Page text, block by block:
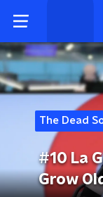
The Dead
#10 La
Grow